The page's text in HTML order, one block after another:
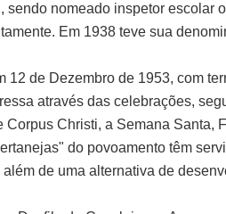
sendo nomeado inspetor escolar
Em 1938 teve sua
12 de Dezembro de 1953, com
através das celebrações,
Corpus Christi, a Semana Santa,
do povoamento têm
de uma alternativa de